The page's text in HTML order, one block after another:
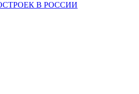
В РОССИИ